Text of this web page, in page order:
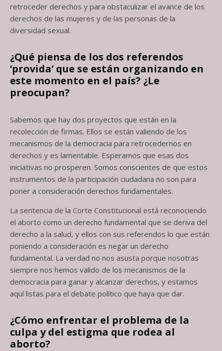
retroceder derechos y para obstaculizar el avance de los
derechos de las mujeres y de las personas de la
diversidad sexual.
¿Qué piensa de los dos referendos
‘provida’ que se están organizando en
este momento en el país? ¿Le
preocupan?
Sabemos que hay dos proyectos que están en la
recolección de firmas. Ellos se están valiendo de los
mecanismos de la democracia para retrocedernos en
derechos y es lamentable. Esperamos que esas dos
iniciativas no prosperen. Somos conscientes de que estos
instrumentos de la participación ciudadana no son para
poner a consideración derechos fundamentales.
La sentencia de la Corte Constitucional está reconociendo
el aborto como un derecho fundamental que se deriva del
derecho a la salud, y ellos con sus referendos lo que están
poniendo a consideración es negar un derecho
fundamental. La verdad no nos asusta porque nosotras
siempre nos hemos valido de los mecanismos de la
democracia para ganar y alcanzar derechos, y estamos
aquí listas para el debate político que haya que dar.
¿Cómo enfrentar el problema de la
culpa y del estigma que rodea al
aborto?